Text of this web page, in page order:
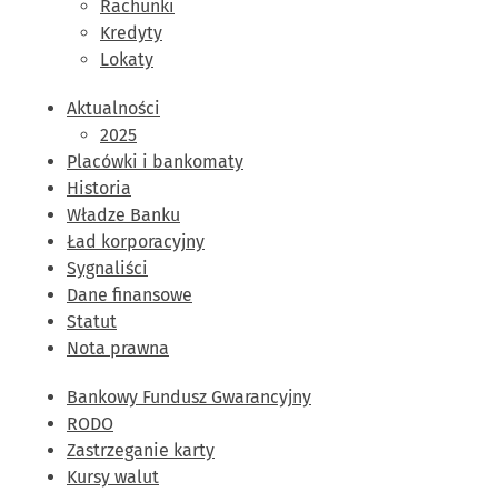
Rachunki
Kredyty
Lokaty
Aktualności
2025
Placówki i bankomaty
Historia
Władze Banku
Ład korporacyjny
Sygnaliści
Dane finansowe
Statut
Nota prawna
Bankowy Fundusz Gwarancyjny
RODO
Zastrzeganie karty
Kursy walut